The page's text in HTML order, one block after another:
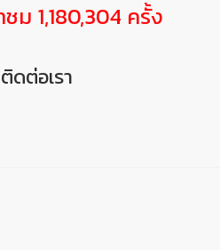
ม 1,180,304 ครั้ง
ติดต่อเรา